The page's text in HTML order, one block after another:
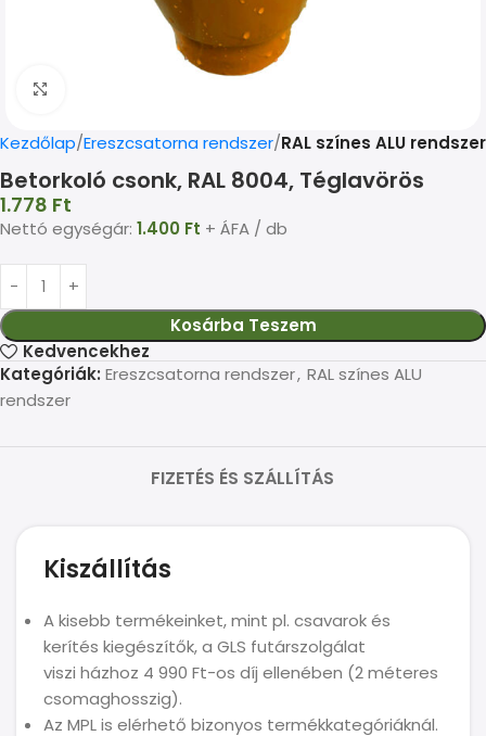
Kezdőlap Ereszcsatorna rendszer RAL színes ALU rendszer
Betorkoló csonk, RAL 8004, Téglavörös
1.778 Ft
Nettó egységár: 1.400 Ft + ÁFA / db
Kosárba Teszem
Kedvencekhez
Kategóriák: Ereszcsatorna rendszer, RAL színes ALU
rendszer
FIZETÉS ÉS SZÁLLÍTÁS
Kiszállítás
A kisebb termékeinket, mint pl. csavarok és
kerítés kiegészítők, a GLS futárszolgálat
viszi házhoz 4 990 Ft-os díj ellenében (2 méteres
csomaghosszig).
Az MPL is elérhető bizonyos termékkategóriáknál.